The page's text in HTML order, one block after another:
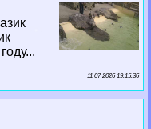
11 07 2026 19:15:36